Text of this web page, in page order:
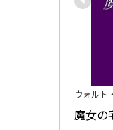
ウォルト
魔女